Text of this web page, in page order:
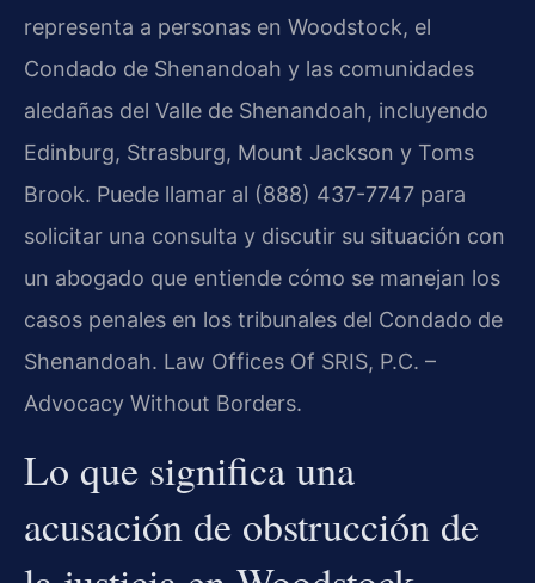
representa a personas en Woodstock, el
Condado de Shenandoah y las comunidades
aledañas del Valle de Shenandoah, incluyendo
Edinburg, Strasburg, Mount Jackson y Toms
Brook. Puede llamar al (888) 437-7747 para
solicitar una consulta y discutir su situación con
un abogado que entiende cómo se manejan los
casos penales en los tribunales del Condado de
Shenandoah. Law Offices Of SRIS, P.C. –
Advocacy Without Borders.
Lo que significa una
acusación de obstrucción de